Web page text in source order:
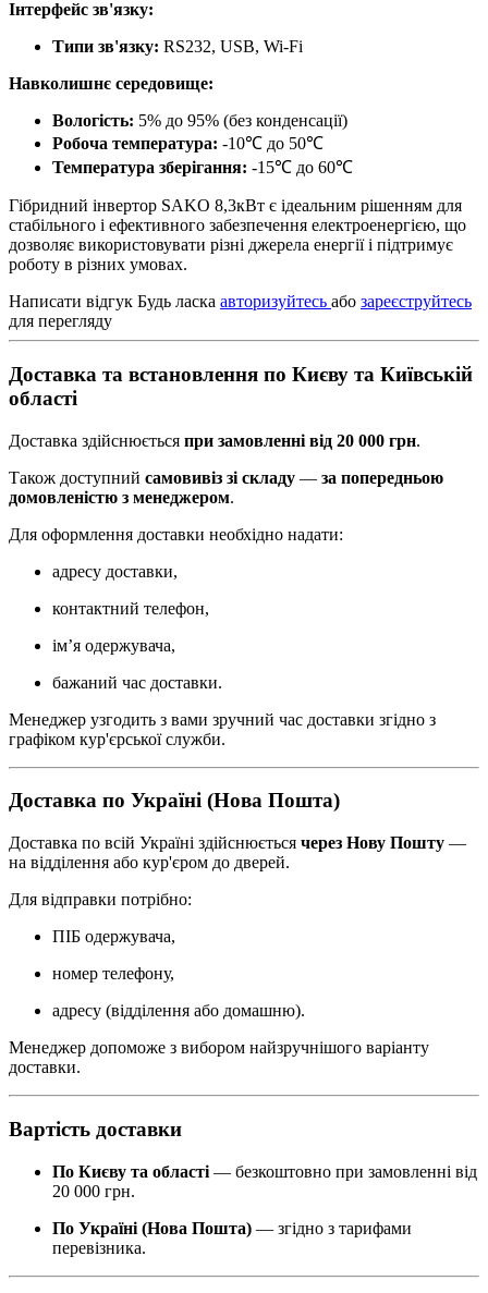
Інтерфейс зв'язку:
Типи зв'язку: RS232, USB, Wi-Fi
Навколишнє середовище:
Вологість: 5% до 95% (без конденсації)
Робоча температура: -10℃ до 50℃
Температура зберігання: -15℃ до 60℃
Гібридний інвертор SAKO 8,3кВт є ідеальним рішенням для
стабільного і ефективного забезпечення електроенергією, що
дозволяє використовувати різні джерела енергії і підтримує
роботу в різних умовах.
Написати відгук Будь ласка авторизуйтесь або зареєструйтесь
для перегляду
Доставка та встановлення по Києву та Київській
області
Доставка здійснюється при замовленні від 20 000 грн.
Також доступний самовивіз зі складу — за попередньою
домовленістю з менеджером.
Для оформлення доставки необхідно надати:
адресу доставки,
контактний телефон,
ім’я одержувача,
бажаний час доставки.
Менеджер узгодить з вами зручний час доставки згідно з
графіком кур'єрської служби.
Доставка по Україні (Нова Пошта)
Доставка по всій Україні здійснюється через Нову Пошту —
на відділення або кур'єром до дверей.
Для відправки потрібно:
ПІБ одержувача,
номер телефону,
адресу (відділення або домашню).
Менеджер допоможе з вибором найзручнішого варіанту
доставки.
Вартість доставки
По Києву та області — безкоштовно при замовленні від
20 000 грн.
По Україні (Нова Пошта) — згідно з тарифами
перевізника.